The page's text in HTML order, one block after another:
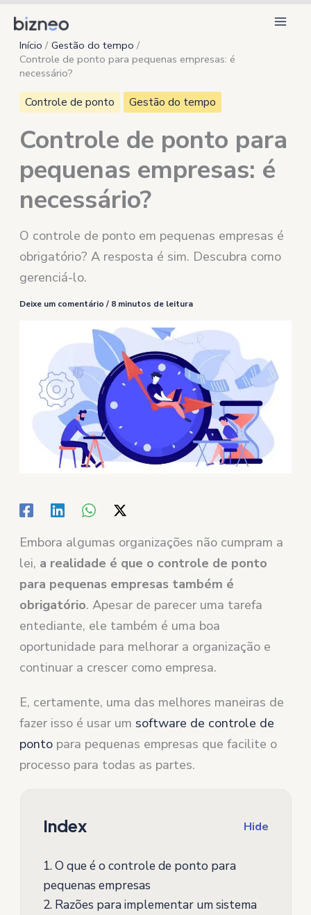
para
conteúdo
Início
Gestão do tempo
Controle de ponto para pequenas empresas: é
necessário?
Controle de ponto Gestão do tempo
Controle de ponto para
pequenas empresas: é
necessário?
O controle de ponto em pequenas empresas é
obrigatório? A resposta é sim. Descubra como
gerenciá-lo.
Deixe um comentário / 8 minutos de leitura
Embora algumas organizações não cumpram a
lei, a realidade é que o controle de ponto
para pequenas empresas também é
obrigatório. Apesar de parecer uma tarefa
entediante, ele também é uma boa
oportunidade para melhorar a organização e
continuar a crescer como empresa.
E, certamente, uma das melhores maneiras de
fazer isso é usar um software de controle de
ponto para pequenas empresas que facilite o
processo para todas as partes.
Index Hide
1.O que é o controle de ponto para
pequenas empresas
2.Razões para implementar um sistema